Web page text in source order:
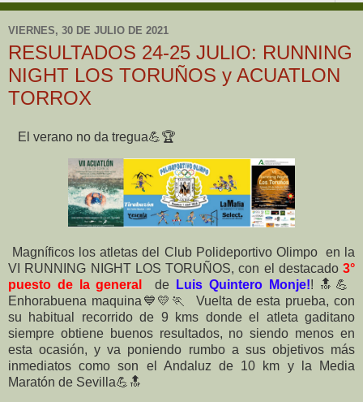
VIERNES, 30 DE JULIO DE 2021
RESULTADOS 24-25 JULIO: RUNNING
NIGHT LOS TORUÑOS y ACUATLON
TORROX
El verano no da tregua💪🏆
Magníficos los atletas del Club Polideportivo Olimpo en la
VI RUNNING NIGHT LOS TORUÑOS, con el destacado 3°
puesto de la general
de Luis Quintero Monje!! 🔝💪
Enhorabuena maquina💙💛🏃 Vuelta de esta prueba, con
su habitual recorrido de 9 kms donde el atleta gaditano
siempre obtiene buenos resultados, no siendo menos en
esta ocasión, y va poniendo rumbo a sus objetivos más
inmediatos como son el Andaluz de 10 km y la Media
Maratón de Sevilla💪🔝